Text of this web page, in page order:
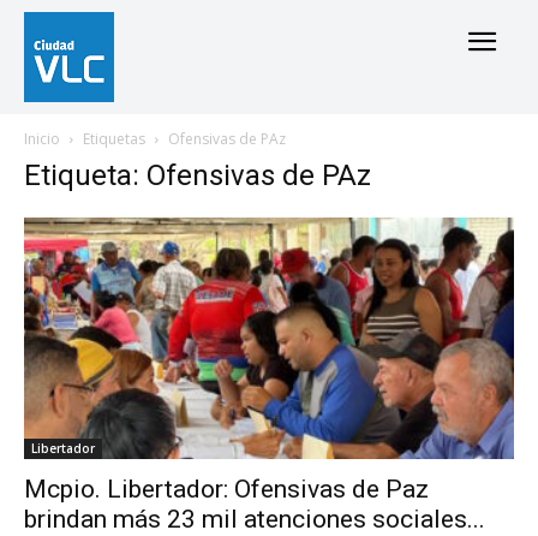
Inicio Etiquetas Ofensivas de PAz
Etiqueta: Ofensivas de PAz
Libertador
Mcpio. Libertador: Ofensivas de Paz
brindan más 23 mil atenciones sociales...